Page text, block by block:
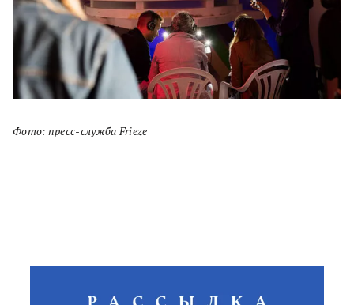
Фото: пресс-служба Frieze